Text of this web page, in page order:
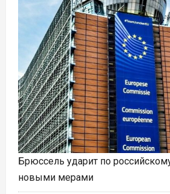
Брюссель ударит по
новыми мерами